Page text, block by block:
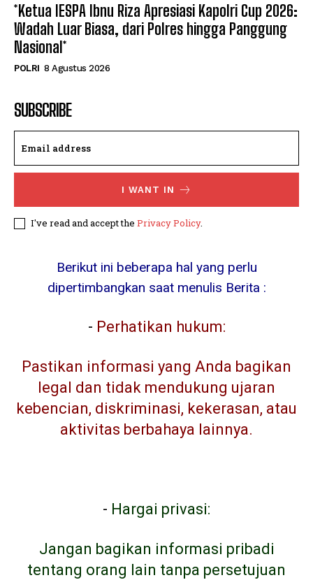
*Ketua IESPA Ibnu Riza Apresiasi Kapolri Cup 2026:
Wadah Luar Biasa, dari Polres hingga Panggung
Nasional*
POLRI 8 Agustus 2026
SUBSCRIBE
I WANT IN
I've read and accept the Privacy Policy.
Berikut ini beberapa hal yang perlu
dipertimbangkan saat menulis Berita :
- Perhatikan hukum:
Pastikan informasi yang Anda bagikan
legal dan tidak mendukung ujaran
kebencian, diskriminasi, kekerasan, atau
aktivitas berbahaya lainnya.
- Hargai privasi:
Jangan bagikan informasi pribadi
tentang orang lain tanpa persetujuan